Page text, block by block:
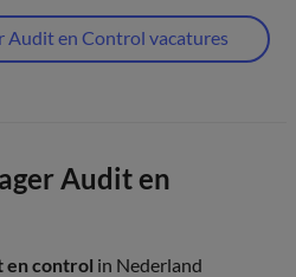
Audit en Control vacatures
Audit en
en control in Nederland